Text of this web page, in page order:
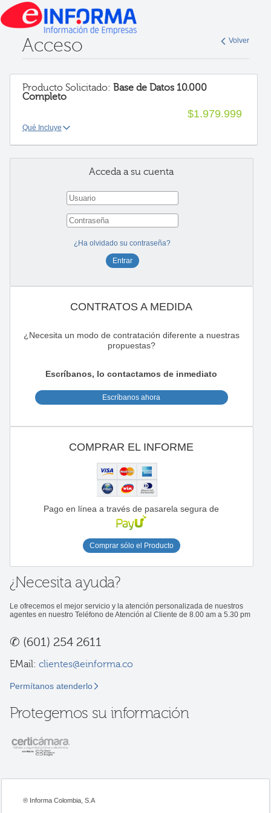
Volver
Acceso
Producto Solicitado: Base de Datos 10.000
Completo
$1.979.999
Qué Incluye
Acceda a su cuenta
¿Ha olvidado su contraseña?
CONTRATOS A MEDIDA
¿Necesita un modo de contratación diferente a nuestras
propuestas?
Escríbanos, lo contactamos de inmediato
Escríbanos ahora
COMPRAR EL INFORME
Pago en línea a través de pasarela segura de
Comprar sólo el Producto
¿Necesita ayuda?
Le ofrecemos el mejor servicio y la atención personalizada de nuestros
agentes en nuestro Teléfono de Atención al Cliente de 8.00 am a 5.30 pm
✆ (601) 254 2611
EMail: clientes@einforma.co
Permítanos atenderlo
Protegemos su información
® Informa Colombia, S.A